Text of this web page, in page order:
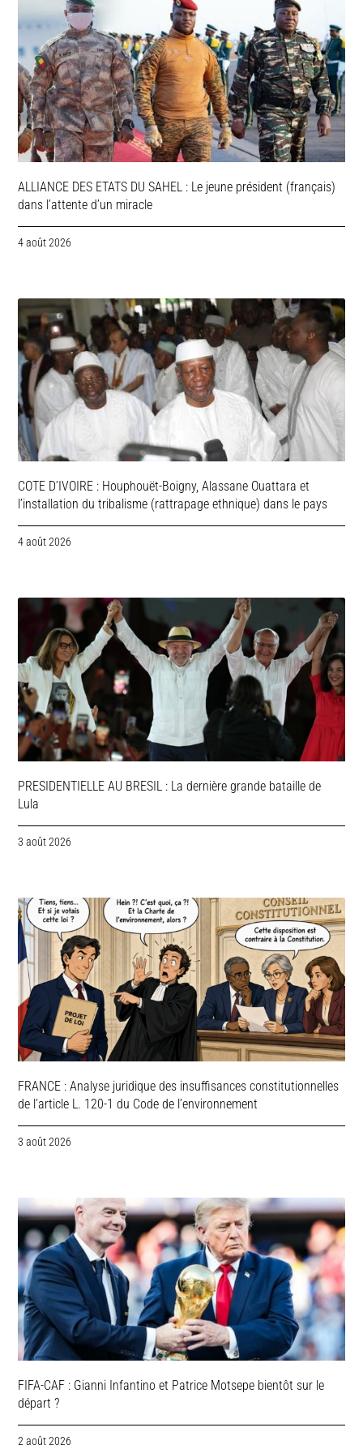
ALLIANCE DES ETATS DU SAHEL : Le jeune président (français)
dans l’attente d’un miracle
4 août 2026
COTE D’IVOIRE : Houphouët-Boigny, Alassane Ouattara et
l’installation du tribalisme (rattrapage ethnique) dans le pays
4 août 2026
PRESIDENTIELLE AU BRESIL : La dernière grande bataille de
Lula
3 août 2026
FRANCE : Analyse juridique des insuffisances constitutionnelles
de l’article L. 120-1 du Code de l’environnement
3 août 2026
FIFA-CAF : Gianni Infantino et Patrice Motsepe bientôt sur le
départ ?
2 août 2026